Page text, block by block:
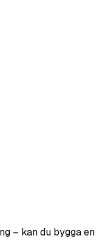
– kan du bygga en